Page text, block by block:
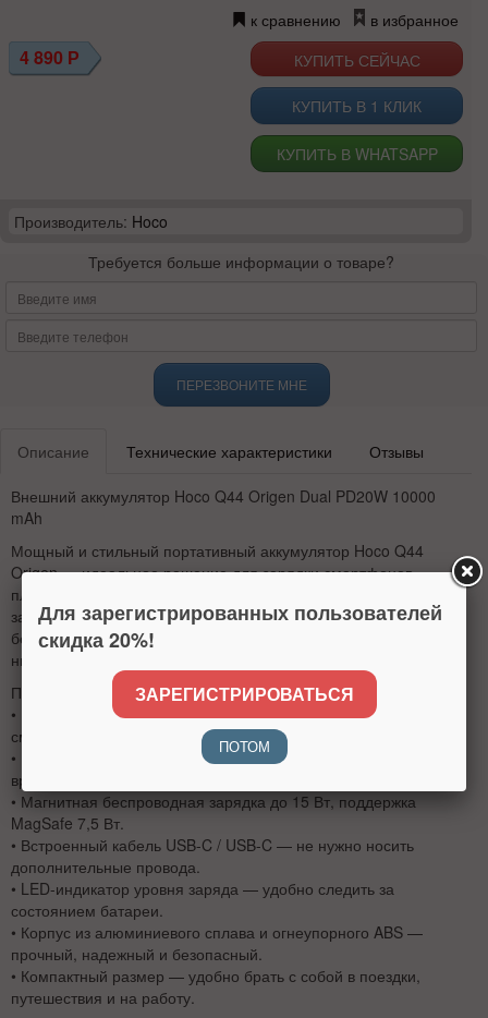
к сравнению в избранное
4 890 Р
КУПИТЬ В 1 КЛИК
КУПИТЬ В WHATSAPP
Производитель: Hoco
Требуется больше информации о товаре?
ПЕРЕЗВОНИТЕ МНЕ
Описание Технические характеристики Отзывы
Внешний аккумулятор Hoco Q44 Origen Dual PD20W 10000
mAh
Мощный и стильный портативный аккумулятор Hoco Q44
Origen — идеальное решение для зарядки смартфонов,
планшетов и других гаджетов. Благодаря поддержке быстрой
зарядки PD20W, встроенному кабелю и магнитной
беспроводной зарядке вы всегда останетесь на связи, где бы
ни находились.
Преимущества:
• Емкость 10000 мА·ч — до нескольких полных зарядов
смартфона.
• Быстрая зарядка PD20W / QC / FCP / AFC — экономит
время и бережет аккумулятор устройства.
• Магнитная беспроводная зарядка до 15 Вт, поддержка
MagSafe 7,5 Вт.
• Встроенный кабель USB-C / USB-C — не нужно носить
дополнительные провода.
• LED-индикатор уровня заряда — удобно следить за
состоянием батареи.
• Корпус из алюминиевого сплава и огнеупорного ABS —
прочный, надежный и безопасный.
• Компактный размер — удобно брать с собой в поездки,
путешествия и на работу.
Для зарегистрированных пользователей
скидка 20%!
ЗАРЕГИСТРИРОВАТЬСЯ
ПОТОМ